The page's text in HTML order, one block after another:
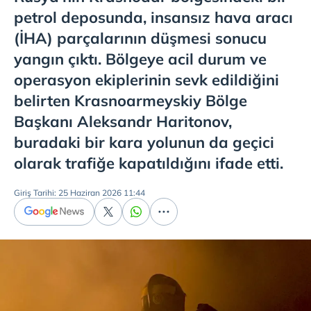
petrol deposunda, insansız hava aracı
(İHA) parçalarının düşmesi sonucu
yangın çıktı. Bölgeye acil durum ve
operasyon ekiplerinin sevk edildiğini
belirten Krasnoarmeyskiy Bölge
Başkanı Aleksandr Haritonov,
buradaki bir kara yolunun da geçici
olarak trafiğe kapatıldığını ifade etti.
Giriş Tarihi: 25 Haziran 2026 11:44